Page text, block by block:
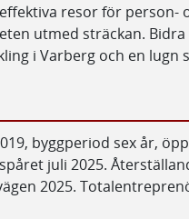
resor för person-
utmed sträckan.
i Varberg och en lugn
byggperiod sex år,
juli 2025.
2025.